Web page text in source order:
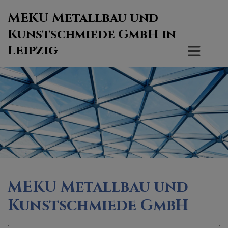
MEKU Metallbau und
Kunstschmiede GmbH in
Leipzig
MEKU Metallbau und
Kunstschmiede GmbH